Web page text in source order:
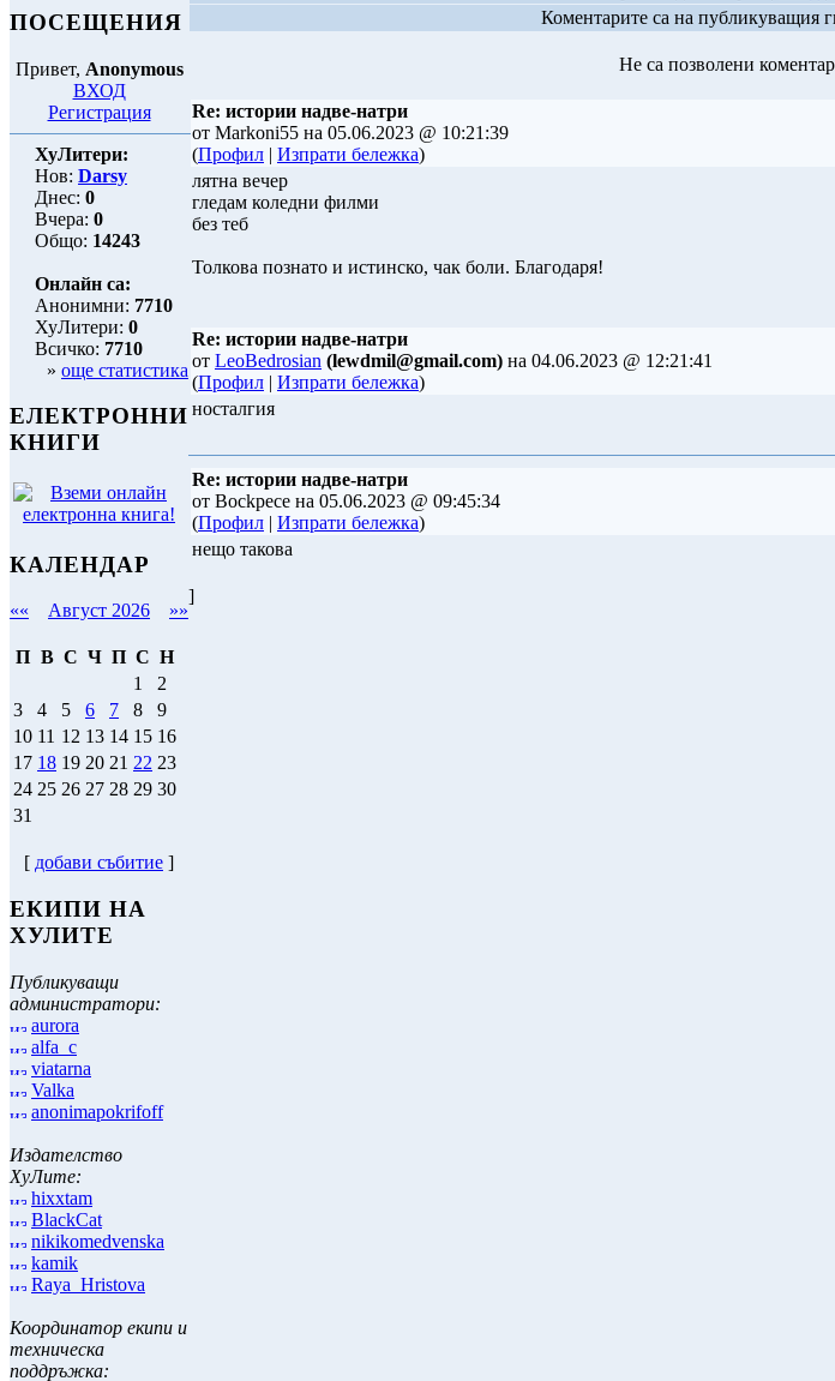
ПОСЕЩЕНИЯ
Привет, Anonymous
ВХОД
Регистрация
ХуЛитери:
Нов: Darsy
Днес: 0
Вчера: 0
Общо: 14243
Онлайн са:
Анонимни: 7710
ХуЛитери: 0
Всичко: 7710
» още статистика
ЕЛЕКТРОННИ
КНИГИ
КАЛЕНДАР
«« Август 2026 »»
П В С Ч П С Н
1
2
3
4 5 6 7 8
9
10 11 12 13 14 15 16
17 18 19 20 21 22 23
24 25 26 27 28 29 30
31
[ добави събитие ]
ЕКИПИ НА
ХУЛИТЕ
Публикуващи
администратори:
aurora
alfa_c
viatarna
Valka
anonimapokrifoff
Издателство
ХуЛите:
hixxtam
BlackCat
nikikomedvenska
kamik
Raya_Hristova
Координатор екипи и
техническа
поддръжка:
Коментарите са на публикуващия
Не са позволени
Re: истории надве-натри
от Markoni55 на 05.06.2023 @ 10:21:39
(Профил | Изпрати бележка)
лятна вечер
гледам коледни филми
без теб
Толкова познато и истинско, чак боли. Благодаря!
Re: истории надве-натри
от LeoBedrosian (lewdmil@gmail.com) на 04.06.2023 @ 12:21:41
(Профил | Изпрати бележка)
носталгия
Re: истории надве-натри
от Bockpece на 05.06.2023 @ 09:45:34
(Профил | Изпрати бележка)
нещо такова
]